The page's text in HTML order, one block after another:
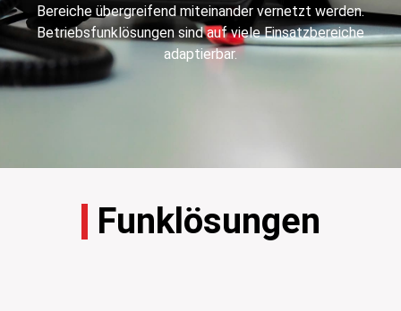
Bereiche übergreifend miteinander vernetzt werden.
Betriebsfunklösungen sind auf viele Einsatzbereiche
adaptierbar.
Funklösungen